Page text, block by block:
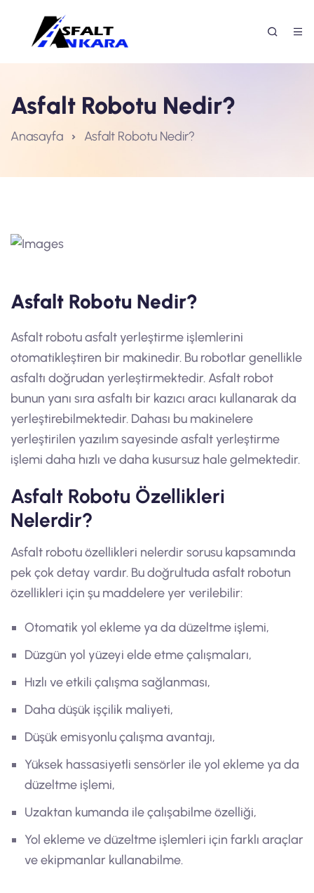
Asfalt Robotu Nedir?
Anasayfa Asfalt Robotu Nedir?
Asfalt Robotu Nedir?
Asfalt robotu asfalt yerleştirme işlemlerini
otomatikleştiren bir makinedir. Bu robotlar genellikle
asfaltı doğrudan yerleştirmektedir. Asfalt robot
bunun yanı sıra asfaltı bir kazıcı aracı kullanarak da
yerleştirebilmektedir. Dahası bu makinelere
yerleştirilen yazılım sayesinde asfalt yerleştirme
işlemi daha hızlı ve daha kusursuz hale gelmektedir.
Asfalt Robotu Özellikleri
Nelerdir?
Asfalt robotu özellikleri nelerdir sorusu kapsamında
pek çok detay vardır. Bu doğrultuda asfalt robotun
özellikleri için şu maddelere yer verilebilir:
Otomatik yol ekleme ya da düzeltme işlemi,
Düzgün yol yüzeyi elde etme çalışmaları,
Hızlı ve etkili çalışma sağlanması,
Daha düşük işçilik maliyeti,
Düşük emisyonlu çalışma avantajı,
Yüksek hassasiyetli sensörler ile yol ekleme ya da
düzeltme işlemi,
Uzaktan kumanda ile çalışabilme özelliği,
Yol ekleme ve düzeltme işlemleri için farklı araçlar
ve ekipmanlar kullanabilme.